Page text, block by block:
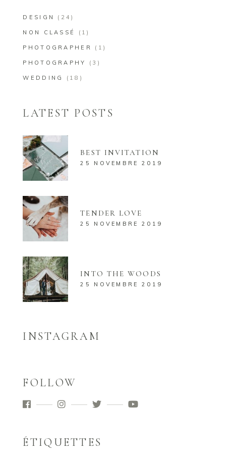
DESIGN (24)
NON CLASSÉ (1)
PHOTOGRAPHER (1)
PHOTOGRAPHY (3)
WEDDING (18)
LATEST POSTS
BEST INVITATION
25 NOVEMBRE 2019
TENDER LOVE
25 NOVEMBRE 2019
INTO THE WOODS
25 NOVEMBRE 2019
INSTAGRAM
FOLLOW
ÉTIQUETTES